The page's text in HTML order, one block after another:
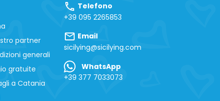
partner
generali
gratuite
a Catania
call Telefono
+39 095 2265853
mail Email
sicilying@sicilying.com
WhatsApp
+39 377 7033073